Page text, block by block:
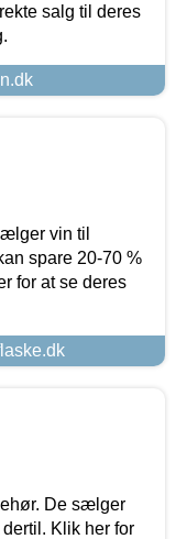
salg til deres
vin til
spare 20-70 %
for at se deres
De sælger
Klik her for